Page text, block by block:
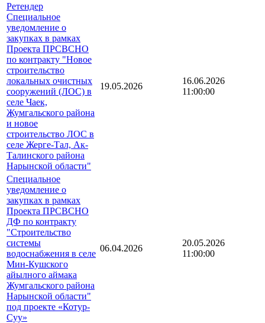
Ретендер
Специальное
уведомление о
закупках в рамках
Проекта ПРСВСНО
по контракту "Новое
строительство
локальных очистных
сооружений (ЛОС) в
селе Чаек,
Жумгальского района
и новое
строительство ЛОС в
селе Жерге-Тал, Ак-
Талинского района
Нарынской области"
19.05.2026
16.06.2026
11:00:00
Специальное
уведомление о
закупках в рамках
Проекта ПРСВСНО
ДФ по контракту
"Строительство
системы
водоснабжения в селе
Мин-Кушского
айылного аймака
Жумгальского района
Нарынской области"
под проекте «Котур-
Суу»
06.04.2026
20.05.2026
11:00:00